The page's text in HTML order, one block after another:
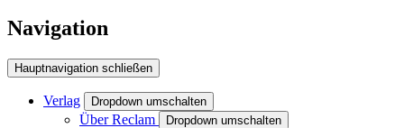
Navigation
Hauptnavigation schließen
Verlag Dropdown umschalten
Über Reclam Dropdown umschalten